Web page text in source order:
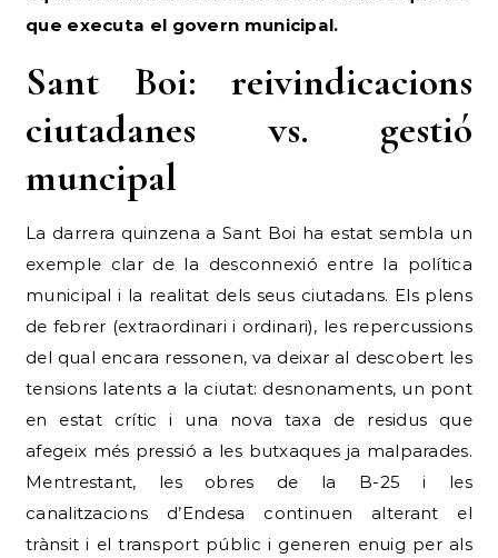
que executa el govern municipal.
Sant Boi: reivindicacions
ciutadanes vs. gestió
muncipal
La darrera quinzena a Sant Boi ha estat sembla un
exemple clar de la desconnexió entre la política
municipal i la realitat dels seus ciutadans. Els plens
de febrer (extraordinari i ordinari), les repercussions
del qual encara ressonen, va deixar al descobert les
tensions latents a la ciutat: desnonaments, un pont
en estat crític i una nova taxa de residus que
afegeix més pressió a les butxaques ja malparades.
Mentrestant, les obres de la B-25 i les
canalitzacions d’Endesa continuen alterant el
trànsit i el transport públic i generen enuig per als